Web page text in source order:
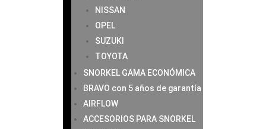
NISSAN
OPEL
SUZUKI
TOYOTA
SNORKEL GAMA ECONÓMICA
BRAVO con 5 años de garantía
AIRFLOW
ACCESORIOS PARA SNORKEL